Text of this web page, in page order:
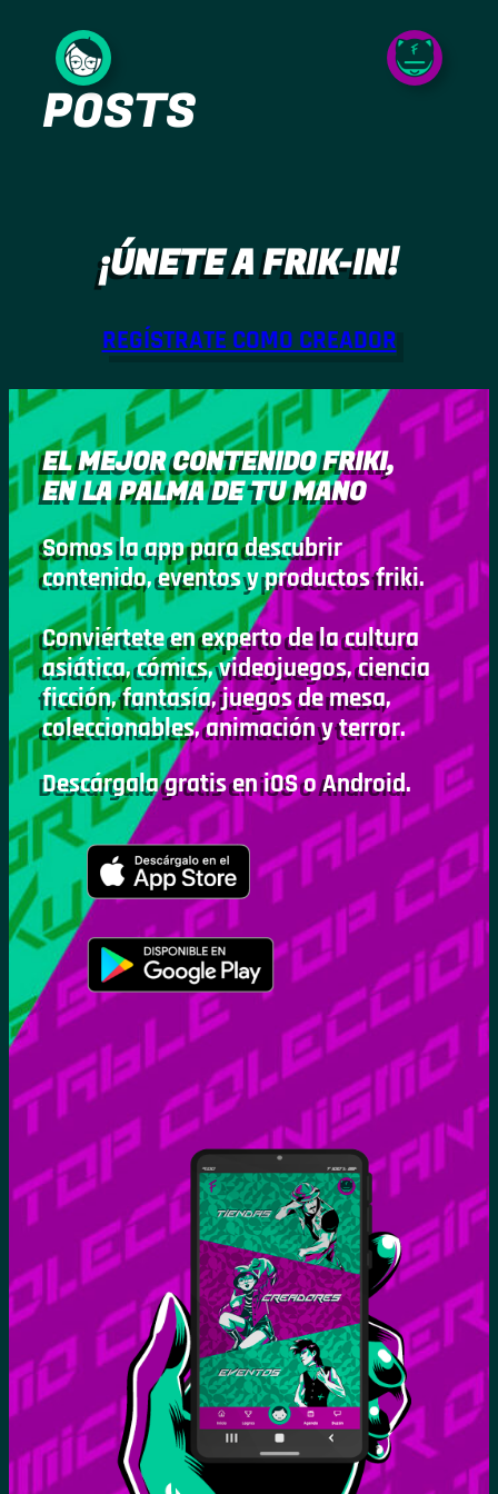
contenido
POSTS
¡ÚNETE A FRIK-IN!
REGÍSTRATE COMO CREADOR
EL MEJOR CONTENIDO FRIKI,
EN LA PALMA DE TU MANO
Somos la app para descubrir
contenido, eventos y productos friki.
Conviértete en experto de la cultura
asiática, cómics, videojuegos, ciencia
ficción, fantasía, juegos de mesa,
coleccionables, animación y terror.
Descárgala gratis en iOS o Android.